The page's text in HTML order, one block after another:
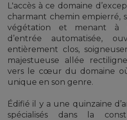
L'accès à ce domaine
charmant chemin empierré,
végétation et menant à
d’entrée automatisée,
entièrement clos,
majestueuse allée
vers le cœur du domaine
unique en son genre.
Édifié il y a une quinzaine
spécialisés dans la